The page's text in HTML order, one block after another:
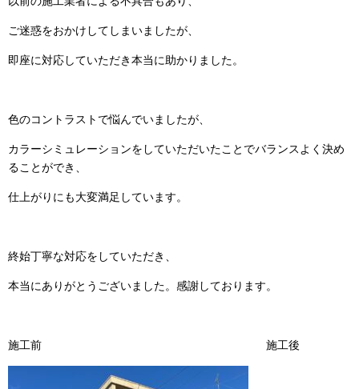
ご迷惑をおかけしてしまいましたが、
即座に対応していただき本当に助かりました。
色のコントラストで悩んでいましたが、
カラーシミュレーションをしていただいたことでバランスよく決め
ることができ、
仕上がりにも大変満足しています。
終始丁寧な対応をしていただき、
本当にありがとうございました。感謝しております。
施工前 施工後